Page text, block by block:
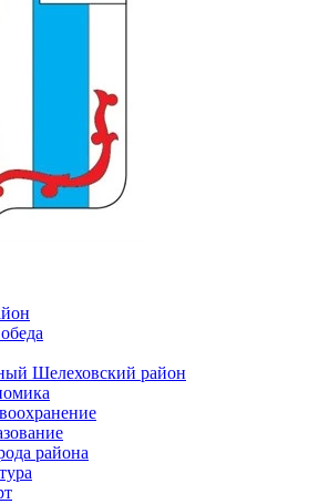
Шелеховский район
района